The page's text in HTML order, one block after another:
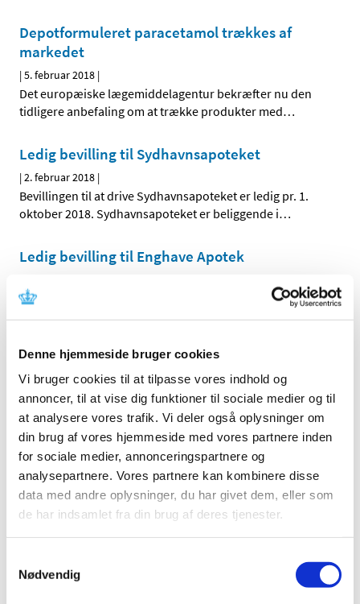
Denne hjemmeside bruger cookies
Vi bruger cookies til at tilpasse vores indhold og
annoncer, til at vise dig funktioner til sociale medier og til
at analysere vores trafik. Vi deler også oplysninger om
din brug af vores hjemmeside med vores partnere inden
for sociale medier, annonceringspartnere og
analysepartnere. Vores partnere kan kombinere disse
data med andre oplysninger, du har givet dem, eller som
de har indsamlet fra din brug af deres tjenester.
Nødvendig
Depotformuleret paracetamol trækkes af
markedet
|5. februar 2018 |
Det europæiske lægemiddelagentur bekræfter nu den
tidligere anbefaling om at trække produkter med…
Ledig bevilling til Sydhavnsapoteket
|2. februar 2018 |
Bevillingen til at drive Sydhavnsapoteket er ledig pr. 1.
oktober 2018. Sydhavnsapoteket er beliggende i…
Ledig bevilling til Enghave Apotek
Bevillingen til at drive Enghave Apotek er ledig pr. 1.
oktober 2018. Enghave Apotek er beliggende i…
Ledig bevilling til Ribe Apotek
|1. februar 2018|
Bevillingen til at drive Ribe Apotek er ledig pr. 1. oktober
2018. Ribe Apotek er beliggende i postnummer 6760.
Ledig bevilling til Galten Apotek
|1. februar 2018|
Bevillingen til at drive Galten Apotek er ledig pr. 1. juli
2018. Galten Apotek er beliggende i postnummer 8464.
Storbritannien til Danmark